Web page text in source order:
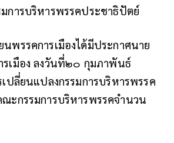
การบริหารพรรคประชาธิปัตย์
พรรคการเมืองได้มีประกาศนาย
รเมือง ลงวันที่๒๐ กุมภาพันธ์
ปลี่ยนแปลงกรรมการบริหารพรรค
ะกรรมการบริหารพรรคจำนวน